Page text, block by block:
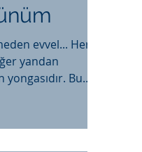
evvel... Her
Bu